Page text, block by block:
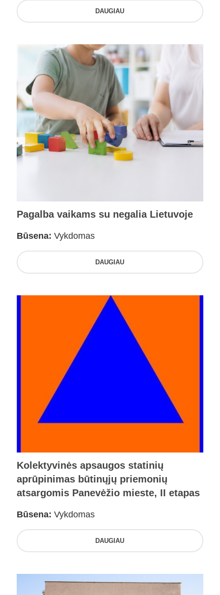
DAUGIAU
Pagalba vaikams su negalia Lietuvoje
Būsena: Vykdomas
DAUGIAU
Kolektyvinės apsaugos statinių
aprūpinimas būtinųjų priemonių
atsargomis Panevėžio mieste, II etapas
Būsena: Vykdomas
DAUGIAU